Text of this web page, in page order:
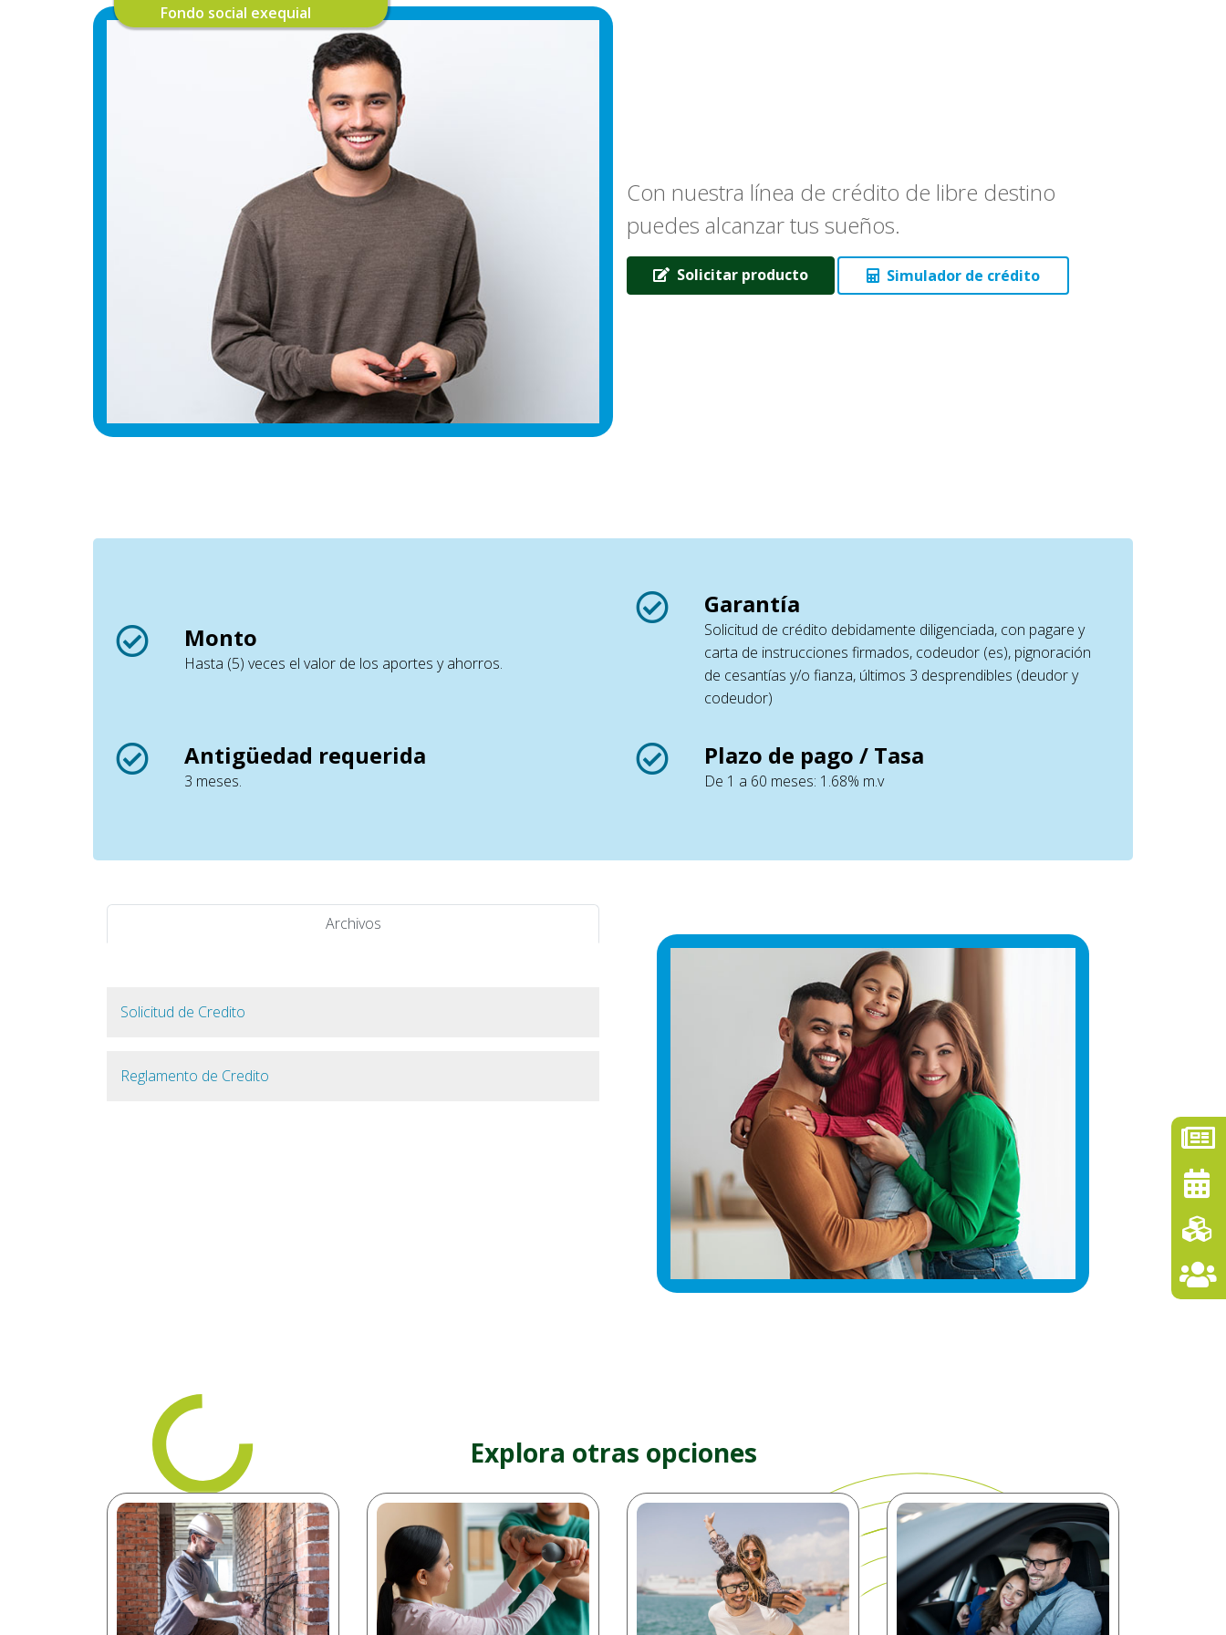
Fondo social exequial
Con nuestra línea de crédito de libre destino
puedes alcanzar tus sueños.
Solicitar producto Simulador de crédito
Monto
Hasta (5) veces el valor de los aportes y ahorros.
Garantía
Solicitud de crédito debidamente diligenciada, con pagare y
carta de instrucciones firmados, codeudor (es), pignoración
de cesantías y/o fianza, últimos 3 desprendibles (deudor y
codeudor)
Antigüedad requerida
3 meses.
Plazo de pago / Tasa
De 1 a 60 meses: 1.68% m.v
Archivos
Solicitud de Credito
Reglamento de Credito
Explora otras opciones